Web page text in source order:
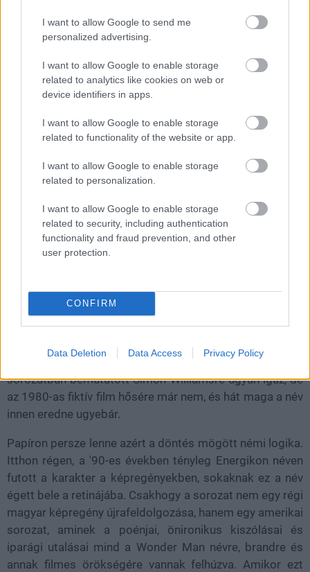
I want to allow Google to send me
personalized advertising.
I want to allow Google to enable storage
related to analytics like cookies on web or
device identifiers in apps.
I want to allow Google to enable storage
related to functionality of the website or app.
I want to allow Google to enable storage
related to personalization.
I want to allow Google to enable storage
related to security, including authentication
functionality and fraud prevention, and other
user protection.
CONFIRM
Data Deletion Data Access Privacy Policy
a sorozat címében is szereplő Wonder Man, amelynek a
főhőse is nyilván nem más, mint maga Wonder Man.
továbbra is Wonder Man maradt, a szériában bemutatott
fiktív szuperhősfilmet és annak főhősét is Energikonnak
nevezik - a hivatalos sajtóközlemény szerint azért, mert
ez egyesíti a hős erejének forrását (energia) és azt, hogy
egy filmsztár (ikon). Más kérdés, hogy a filmsztár rész a
sorozatban bemutatott Simon Williamsre ugyan igaz, de
az 1980-as fiktív film hősére már nem, és hát maga a név
innen eredne ugyebár.
Papíron persze lenne azért a döntés mögött némi logika.
Itthon régen, a '90-es években tényleg Energikon néven
futott a karakter a képregényekben, sokaknak ez a név
égett bele a retinájába. Csakhogy a sorozat nem egy régi
magyar képregény újrafeldolgozása, hanem egy amerikai
sorozat, aminek a poénjai, önironikus kiszólásai és
iparági utalásai mind a Wonder Man névre, brandre és
annak filmes örökségére vannak felhúzva. Amikor ezt